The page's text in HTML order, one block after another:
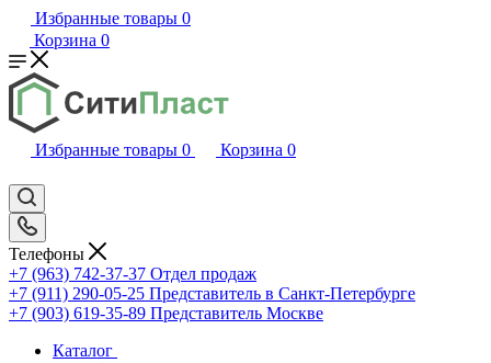
Избранные товары 0
Корзина 0
Избранные товары 0 Корзина 0
Телефоны
+7 (963) 742-37-37 Отдел продаж
+7 (911) 290-05-25 Представитель в Санкт-Петербурге
+7 (903) 619-35-89 Представитель Москве
Каталог